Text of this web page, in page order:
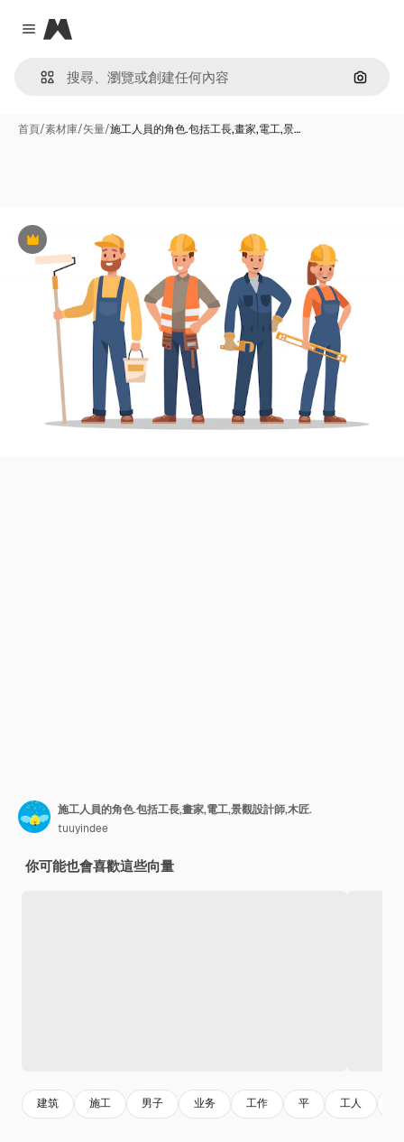
Close menu
Magnific
通過圖
首頁/素材庫/矢量/施工人員的角色.包括工長,畫家,電工,景…
Premium
施工人員的角色.包括工長,畫家,電工,景觀設計師,木匠.
tuuyindee
你可能也會喜歡這些向量
建筑 施工 男子 业务 工作 平 工人